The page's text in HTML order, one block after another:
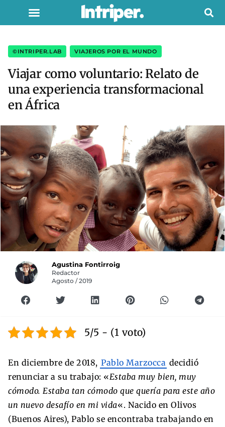
©INTRIPER.LAB VIAJEROS POR EL MUNDO
Viajar como voluntario: Relato de
una experiencia transformacional
en África
Agustina Fontirroig
Redactor
Agosto / 2019
5/5 - (1 voto)
En diciembre de 2018, Pablo Marzocca decidió
renunciar a su trabajo: «Estaba muy bien, muy
cómodo. Estaba tan cómodo que quería para este año
un nuevo desafío en mi vida«. Nacido en Olivos
(Buenos Aires), Pablo se encontraba trabajando en